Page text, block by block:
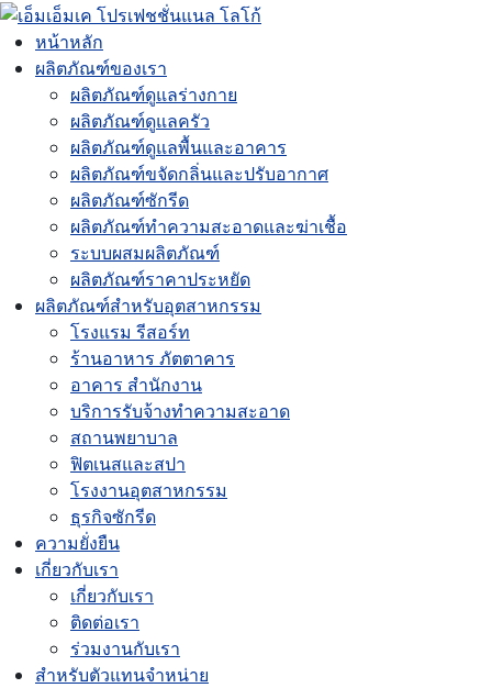
หน้าหลัก
ผลิตภัณฑ์ของเรา
ผลิตภัณฑ์ดูแลร่างกาย
ผลิตภัณฑ์ดูแลครัว
ผลิตภัณฑ์ดูแลพื้นและอาคาร
ผลิตภัณฑ์ขจัดกลิ่นและปรับอากาศ
ผลิตภัณฑ์ซักรีด
ผลิตภัณฑ์ทำความสะอาดและฆ่าเชื้อ
ระบบผสมผลิตภัณฑ์
ผลิตภัณฑ์ราคาประหยัด
ผลิตภัณฑ์สำหรับอุตสาหกรรม
โรงแรม รีสอร์ท
ร้านอาหาร ภัตตาคาร
อาคาร สำนักงาน
บริการรับจ้างทำความสะอาด
สถานพยาบาล
ฟิตเนสและสปา
โรงงานอุตสาหกรรม
ธุรกิจซักรีด
ความยั่งยืน
เกี่ยวกับเรา
เกี่ยวกับเรา
ติดต่อเรา
ร่วมงานกับเรา
สำหรับตัวแทนจำหน่าย